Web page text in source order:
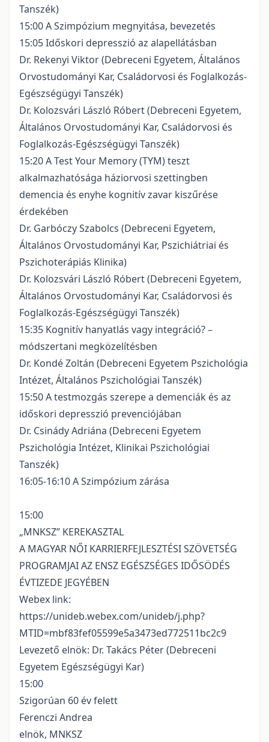
Tanszék)
15:00 A Szimpózium megnyitása, bevezetés
15:05 Időskori depresszió az alapellátásban
Dr. Rekenyi Viktor (Debreceni Egyetem, Általános
Orvostudományi Kar, Családorvosi és Foglalkozás-
Egészségügyi Tanszék)
Dr. Kolozsvári László Róbert (Debreceni Egyetem,
Általános Orvostudományi Kar, Családorvosi és
Foglalkozás-Egészségügyi Tanszék)
15:20 A Test Your Memory (TYM) teszt
alkalmazhatósága háziorvosi szettingben
demencia és enyhe kognitív zavar kiszűrése
érdekében
Dr. Garbóczy Szabolcs (Debreceni Egyetem,
Általános Orvostudományi Kar, Pszichiátriai és
Pszichoterápiás Klinika)
Dr. Kolozsvári László Róbert (Debreceni Egyetem,
Általános Orvostudományi Kar, Családorvosi és
Foglalkozás-Egészségügyi Tanszék)
15:35 Kognitív hanyatlás vagy integráció? –
módszertani megközelítésben
Dr. Kondé Zoltán (Debreceni Egyetem Pszichológia
Intézet, Általános Pszichológiai Tanszék)
15:50 A testmozgás szerepe a demenciák és az
időskori depresszió prevenciójában
Dr. Csinády Adriána (Debreceni Egyetem
Pszichológia Intézet, Klinikai Pszichológiai
Tanszék)
16:05-16:10 A Szimpózium zárása
15:00
„MNKSZ” KEREKASZTAL
A MAGYAR NŐI KARRIERFEJLESZTÉSI SZÖVETSÉG
PROGRAMJAI AZ ENSZ EGÉSZSÉGES IDŐSÖDÉS
ÉVTIZEDE JEGYÉBEN
Webex link:
https://unideb.webex.com/unideb/j.php?
MTID=mbf83fef05599e5a3473ed772511bc2c9
Levezető elnök: Dr. Takács Péter (Debreceni
Egyetem Egészségügyi Kar)
15:00
Szigorúan 60 év felett
Ferenczi Andrea
elnök, MNKSZ